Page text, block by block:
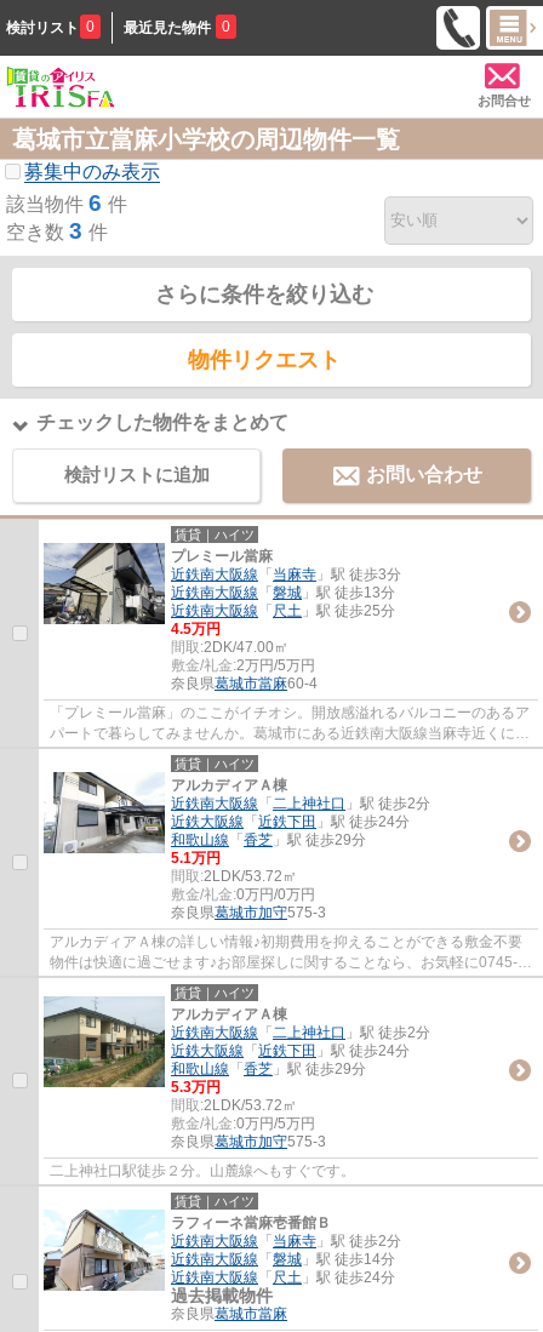
検討リスト 0 最近見た物件 0
お問合せ
葛城市立當麻小学校の周辺物件一覧
募集中のみ表示
該当物件 6 件
空き数 3 件
さらに条件を絞り込む
物件リクエスト
チェックした物件をまとめて
検討リストに追加 お問い合わせ
賃貸｜ハイツ
プレミール當麻
近鉄南大阪線 「 当麻寺 」駅 徒歩3分
近鉄南大阪線 「 磐城 」駅 徒歩13分
近鉄南大阪線 「 尺土 」駅 徒歩25分
4.5万円
間取:2DK/47.00㎡
敷金/礼金:2万円/5万円
奈良県葛城市當麻60-4
「プレミール當麻」のここがイチオシ。開放感溢れるバルコニーのあるア
パートで暮らしてみませんか。葛城市にある近鉄南大阪線当麻寺近くに住
む予定の方は、0745-71-2170からお気軽に...
賃貸｜ハイツ
アルカディアＡ棟
近鉄南大阪線 「 二上神社口 」駅 徒歩2分
近鉄大阪線 「 近鉄下田 」駅 徒歩24分
和歌山線 「 香芝 」駅 徒歩29分
5.1万円
間取:2LDK/53.72㎡
敷金/礼金:0万円/0万円
奈良県葛城市加守575-3
アルカディアＡ棟の詳しい情報♪初期費用を抑えることができる敷金不要
物件は快適に過ごせます♪お部屋探しに関することなら、お気軽に0745-
71-2170、irisfa@eco.ocn.ne.jpからアイリス...
賃貸｜ハイツ
アルカディアＡ棟
近鉄南大阪線 「 二上神社口 」駅 徒歩2分
近鉄大阪線 「 近鉄下田 」駅 徒歩24分
和歌山線 「 香芝 」駅 徒歩29分
5.3万円
間取:2LDK/53.72㎡
敷金/礼金:0万円/5万円
奈良県葛城市加守575-3
二上神社口駅徒歩２分。山麓線へもすぐです。
賃貸｜ハイツ
ラフィーネ當麻壱番館Ｂ
近鉄南大阪線 「 当麻寺 」駅 徒歩2分
近鉄南大阪線 「 磐城 」駅 徒歩14分
近鉄南大阪線 「 尺土 」駅 徒歩24分
過去掲載物件
奈良県葛城市當麻